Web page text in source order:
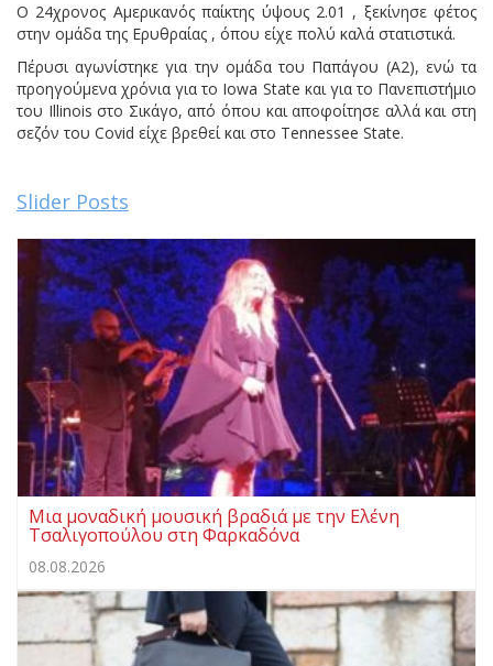
Ο 24χρονος Αμερικανός παίκτης ύψους 2.01 , ξεκίνησε φέτος
στην ομάδα της Ερυθραίας , όπου είχε πολύ καλά στατιστικά.
Πέρυσι αγωνίστηκε για την ομάδα του Παπάγου (Α2), ενώ τα
προηγούμενα χρόνια για το Iowa State και για το Πανεπιστήμιο
του Illinois στο Σικάγο, από όπου και αποφοίτησε αλλά και στη
σεζόν του Covid είχε βρεθεί και στο Tennessee State.
Slider Posts
Μια μοναδική μουσική βραδιά με την Ελένη
Τσαλιγοπούλου στη Φαρκαδόνα
08.08.2026